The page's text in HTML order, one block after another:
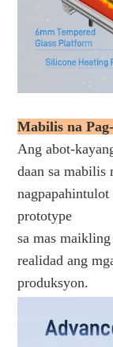
Mabilis na
Ang abot-
daan sa mabilis
prototype
sa mas
realidad ang
produksyon.